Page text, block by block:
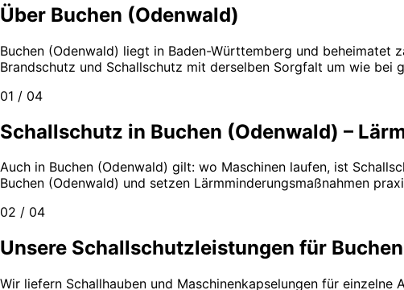
Über Buchen (Odenwald)
Buchen (Odenwald) liegt in Baden-Württemberg und beheimatet
Brandschutz und Schallschutz mit derselben Sorgfalt um wie bei
01 / 04
Schallschutz in Buchen (Odenwald) –
Auch in Buchen (Odenwald) gilt: wo Maschinen laufen, ist
Buchen (Odenwald) und setzen Lärmminderungsmaßnahmen
02 / 04
Unsere Schallschutzleistungen für
Wir liefern Schallhauben und Maschinenkapselungen für